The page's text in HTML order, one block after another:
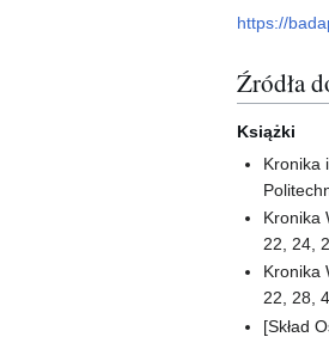
https://
Źródła
Książki
Kronika
Kronika
22, 24,
Kronika
22, 28,
[Skład